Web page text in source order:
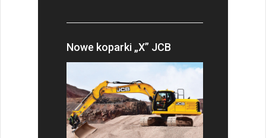
Nowe koparki „X” JCB